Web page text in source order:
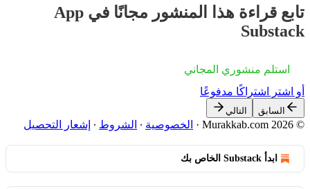
تابع قراءة هذا المنشور مجانًا في App
Substack
استلم منشوري المجاني
أو اشترِ اشتراكًا مدفوعًا
السابق التالي
© 2026 Murakkab.com
· الخصوصية ∙ الشروط ∙ إشعار التحصيل
ابدأ Substack الخاص بك